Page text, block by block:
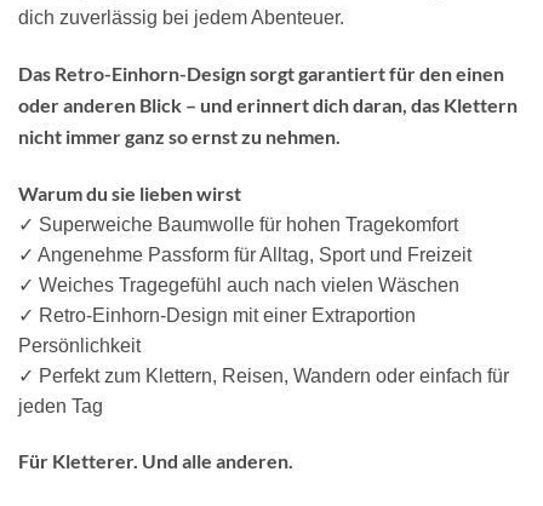
dich zuverlässig bei jedem Abenteuer.
Das Retro-Einhorn-Design sorgt garantiert für den einen
oder anderen Blick – und erinnert dich daran, das Klettern
nicht immer ganz so ernst zu nehmen.
Warum du sie lieben wirst
✓ Superweiche Baumwolle für hohen Tragekomfort
✓ Angenehme Passform für Alltag, Sport und Freizeit
✓ Weiches Tragegefühl auch nach vielen Wäschen
✓ Retro-Einhorn-Design mit einer Extraportion
Persönlichkeit
✓ Perfekt zum Klettern, Reisen, Wandern oder einfach für
jeden Tag
Für Kletterer. Und alle anderen.